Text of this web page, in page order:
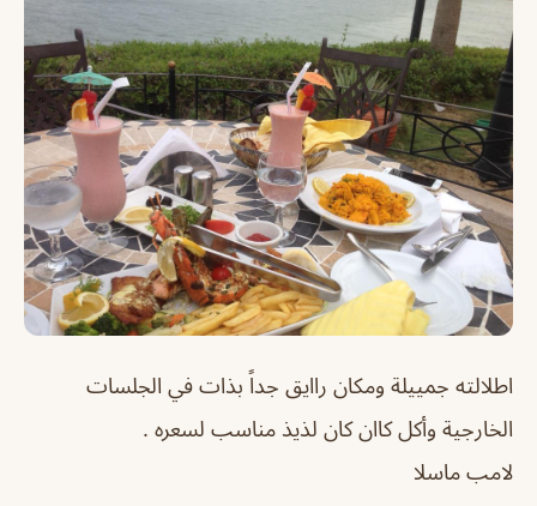
اطلالته جمييلة ومكان راايق جداً بذات في الجلسات
الخارجية وأكل كاان كان لذيذ مناسب لسعره .
لامب ماسلا